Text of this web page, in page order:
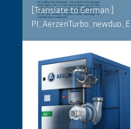
[Translate to German:]